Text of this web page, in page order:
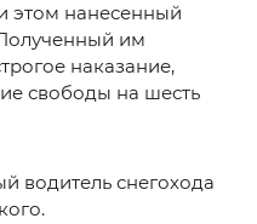
этом нанесенный
им
наказание,
свободы на шесть
водитель снегохода